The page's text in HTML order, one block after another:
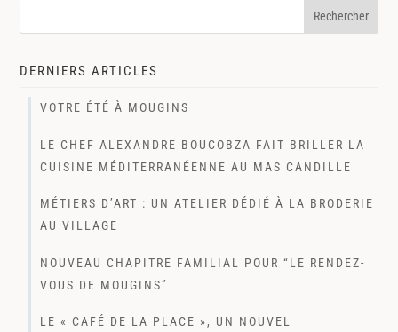
DERNIERS ARTICLES
VOTRE ÉTÉ À MOUGINS
LE CHEF ALEXANDRE BOUCOBZA FAIT BRILLER LA
CUISINE MÉDITERRANÉENNE AU MAS CANDILLE
MÉTIERS D’ART : UN ATELIER DÉDIÉ À LA BRODERIE
AU VILLAGE
NOUVEAU CHAPITRE FAMILIAL POUR “LE RENDEZ-
VOUS DE MOUGINS”
LE « CAFÉ DE LA PLACE », UN NOUVEL